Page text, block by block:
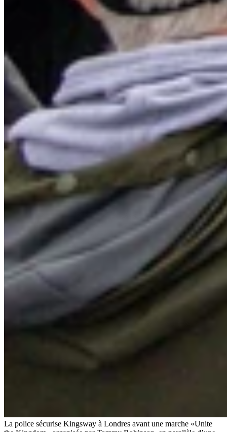
La police sécurise Kingsway à Londres avant une marche «Unite